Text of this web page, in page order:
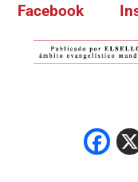
Facebook